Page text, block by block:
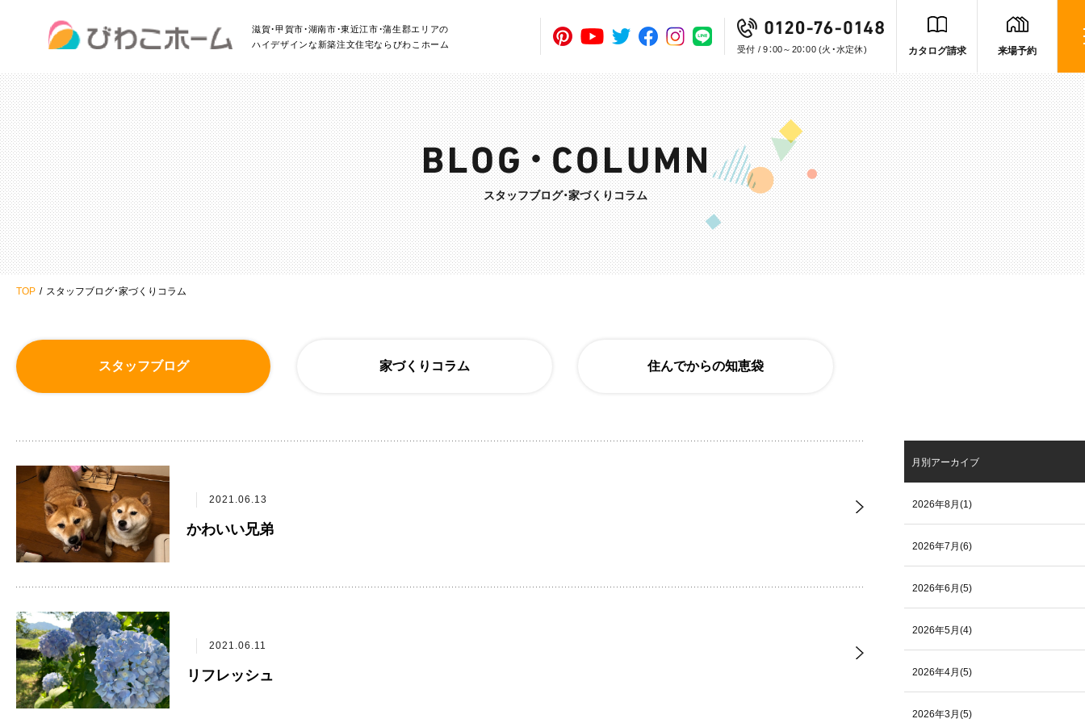
滋賀・甲賀市・湖南市・東近江市・蒲生郡エリアの
ハイデザインな新築注文住宅ならびわこホーム
受付 / 9：00～20：00 (火・水定休) カタログ請求 来場予約
スタッフブログ・家づくりコラム
TOP スタッフブログ・家づくりコラム
スタッフブログ 家づくりコラム 住んでからの知恵袋
2021.06.13
かわいい兄弟
2021.06.11
リフレッシュ
月別アーカイブ
2026年8月(1)
2026年7月(6)
2026年6月(5)
2026年5月(4)
2026年4月(5)
2026年3月(5)